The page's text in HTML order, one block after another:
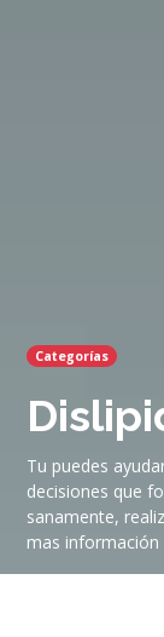
Categorías
Tu puedes
decisiones que
sanamente,
mas información